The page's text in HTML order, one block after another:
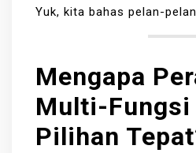
Yuk, kita bahas pelan-
Mengapa
Multi-Fungsi
Pilihan